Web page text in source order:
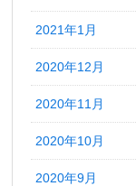
2021年1月
2020年12月
2020年11月
2020年10月
2020年9月